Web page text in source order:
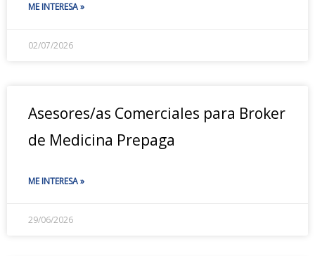
ME INTERESA »
02/07/2026
Asesores/as Comerciales para Broker
de Medicina Prepaga
ME INTERESA »
29/06/2026